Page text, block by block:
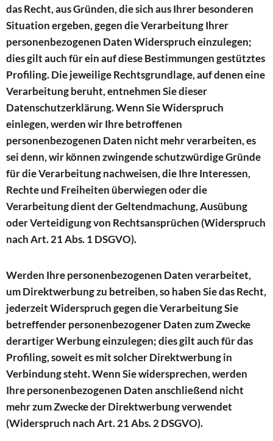
das Recht, aus Gründen, die sich aus Ihrer besonderen
Situation ergeben, gegen die Verarbeitung Ihrer
personenbezogenen Daten Widerspruch einzulegen;
dies gilt auch für ein auf diese Bestimmungen gestütztes
Profiling. Die jeweilige Rechtsgrundlage, auf denen eine
Verarbeitung beruht, entnehmen Sie dieser
Datenschutzerklärung. Wenn Sie Widerspruch
einlegen, werden wir Ihre betroffenen
personenbezogenen Daten nicht mehr verarbeiten, es
sei denn, wir können zwingende schutzwürdige Gründe
für die Verarbeitung nachweisen, die Ihre Interessen,
Rechte und Freiheiten überwiegen oder die
Verarbeitung dient der Geltendmachung, Ausübung
oder Verteidigung von Rechtsansprüchen (Widerspruch
nach Art. 21 Abs. 1 DSGVO).
Werden Ihre personenbezogenen Daten verarbeitet,
um Direktwerbung zu betreiben, so haben Sie das Recht,
jederzeit Widerspruch gegen die Verarbeitung Sie
betreffender personenbezogener Daten zum Zwecke
derartiger Werbung einzulegen; dies gilt auch für das
Profiling, soweit es mit solcher Direktwerbung in
Verbindung steht. Wenn Sie widersprechen, werden
Ihre personenbezogenen Daten anschließend nicht
mehr zum Zwecke der Direktwerbung verwendet
(Widerspruch nach Art. 21 Abs. 2 DSGVO).